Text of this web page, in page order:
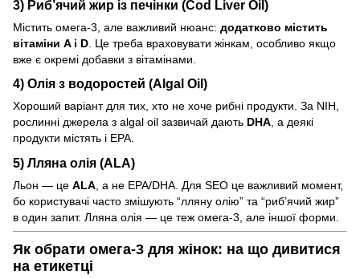
3) Риб’ячий жир із печінки (Cod Liver Oil)
Містить омега-3, але важливий нюанс: додатково містить
вітаміни A і D . Це треба враховувати жінкам, особливо якщо
вже є окремі добавки з вітамінами.
4) Олія з водоростей (Algal Oil)
Хороший варіант для тих, хто не хоче рибні продукти. За NIH,
рослинні джерела з algal oil зазвичай дають DHA, а деякі
продукти містять і EPA.
5) Лляна олія (ALA)
Льон — це ALA , а не EPA/DHA. Для SEO це важливий момент,
бо користувачі часто змішують “лляну олію” та “риб’ячий жир”
в один запит. Лляна олія — це теж омега-3, але іншої форми.
Як обрати омега-3 для жінок: на що дивитися
на етикетці